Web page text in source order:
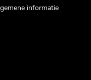
informatie